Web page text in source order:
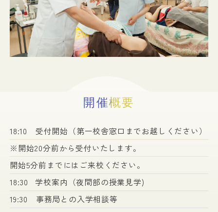
お知らせ
よくある質問
お問い合わせ
個人情報保護方針
アクセス
附属臨床施設
開催概要
18:10 受付開始（第一校舎窓口までお越しください）
※開始20分前から受付いたします。
開始5分前までにはご来校ください。
18:30 学校案内（夜間部の授業見学)
19:30 事務局との入学相談等